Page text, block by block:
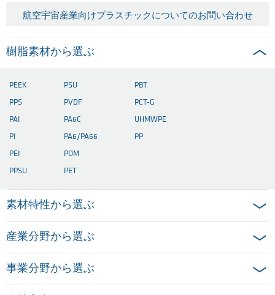
航空宇宙産業向けプラスチックについてのお問い合わせ
樹脂素材から選ぶ
PEEK
PPS
PAI
PI
PEI
PPSU
PSU
PVDF
PA6C
PA6/PA66
POM
PET
PBT
PCT-G
UHMWPE
PP
素材特性から選ぶ
産業分野から選ぶ
事業分野から選ぶ